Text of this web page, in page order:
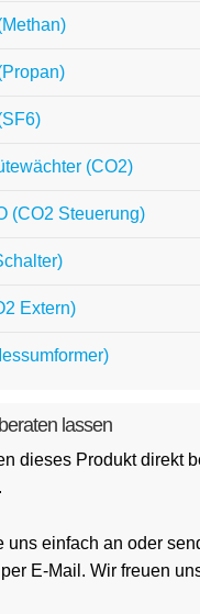
(CO2)
(CO2 Steuerung)
Extern)
lassen
dieses Produkt direkt
uns einfach an oder
E-Mail. Wir freuen